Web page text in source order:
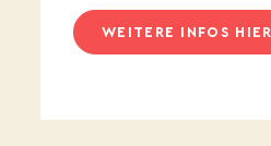
WEITERE INFOS HIER